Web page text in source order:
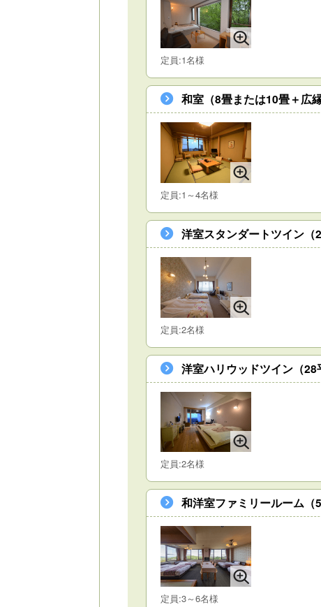
定員:1名様
和室（8畳または10畳＋広
定員:1～4名様
洋室スタンダートツイン（
定員:2名様
洋室ハリウッドツイン（28
定員:2名様
和洋室ファミリールーム（
定員:3～6名様